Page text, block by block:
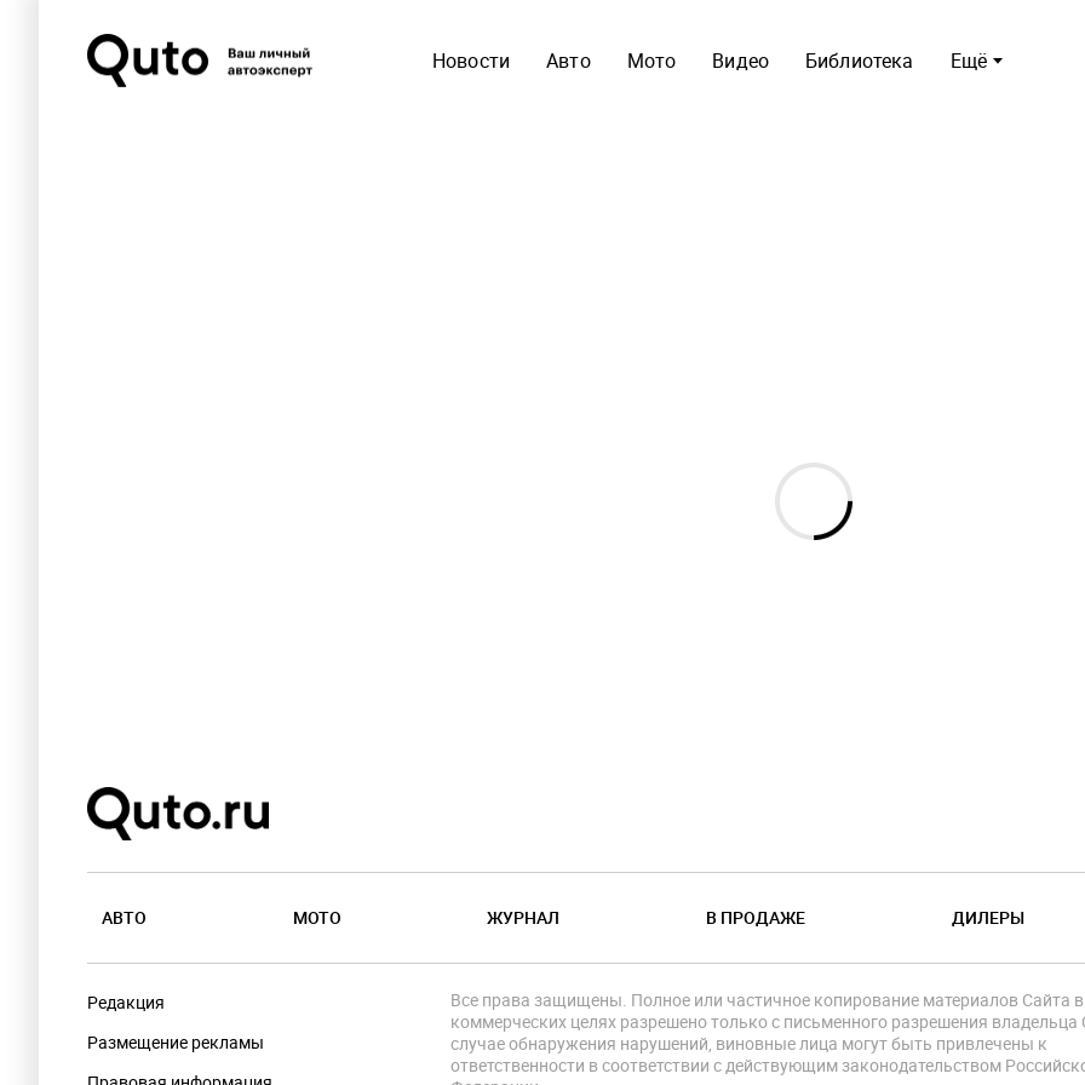
Ещё
Новости Авто Мото Видео Библиотека
АВТО МОТО ЖУРНАЛ В ПРОДАЖЕ ДИЛЕРЫ
Редакция
Размещение рекламы
Все права защищены. Полное или частичное копирование материалов Сайта в
коммерческих целях разрешено только с письменного разрешения владельца
случае обнаружения нарушений, виновные лица могут быть привлечены к
ответственности в соответствии с действующим законодательством